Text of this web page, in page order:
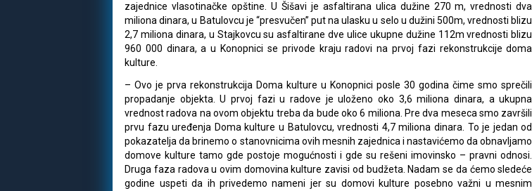
zajednice vlasotinačke opštine. U Šišavi je asfaltirana ulica dužine 270 m, vrednosti dva
miliona dinara, u Batulovcu je “presvučen” put na ulasku u selo u dužini 500m, vrednosti blizu
2,7 miliona dinara, u Stajkovcu su asfaltirane dve ulice ukupne dužine 112m vrednosti blizu
960 000 dinara, a u Konopnici se privode kraju radovi na prvoj fazi rekonstrukcije doma
kulture.
– Ovo je prva rekonstrukcija Doma kulture u Konopnici posle 30 godina čime smo sprečili
propadanje objekta. U prvoj fazi u radove je uloženo oko 3,6 miliona dinara, a ukupna
vrednost radova na ovom objektu treba da bude oko 6 miliona. Pre dva meseca smo završili
prvu fazu uređenja Doma kulture u Batulovcu, vrednosti 4,7 miliona dinara. To je jedan od
pokazatelja da brinemo o stanovnicima ovih mesnih zajednica i nastavićemo da obnavljamo
domove kulture tamo gde postoje mogućnosti i gde su rešeni imovinsko – pravni odnosi.
Druga faza radova u ovim domovina kulture zavisi od budžeta. Nadam se da ćemo sledeće
godine uspeti da ih privedemo nameni jer su domovi kulture posebno važni u mesnim